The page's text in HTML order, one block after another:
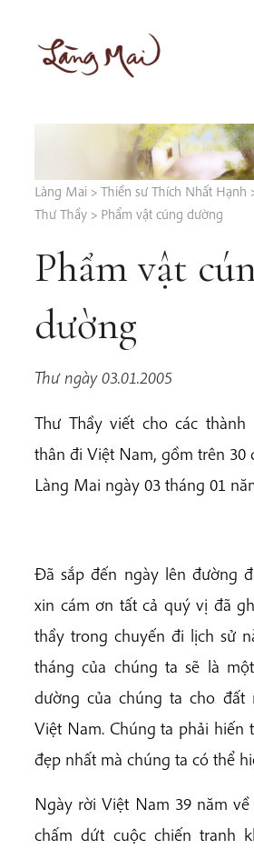
content
Làng Mai > Thiền sư Thích Nhất Hạnh
Thư Thầy > Phẩm vật cúng dường
Phẩm vật
dường
Thư ngày 03.01.2005
Thư Thầy viết cho các
thân đi Việt Nam, gồm trên 30
Làng Mai ngày 03 tháng 01
Đã sắp đến ngày lên đường
xin cám ơn tất cả quý vị đã
thầy trong chuyến đi lịch sử
tháng của chúng ta sẽ là
dường của chúng ta cho đất
Việt Nam. Chúng ta phải hiến
đẹp nhất mà chúng ta có thể
Ngày rời Việt Nam 39 năm
chấm dứt cuộc chiến tranh